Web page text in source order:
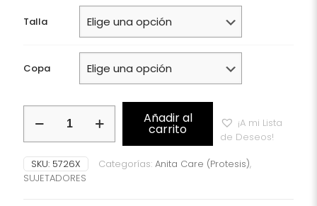
Talla
Copa
Sujetador
protésico
Anita
Care
Añadir al
carrito
¡A mi Lista
de Deseos!
SKU: 5726X Categorías: Anita Care (Protesis),
SUJETADORES